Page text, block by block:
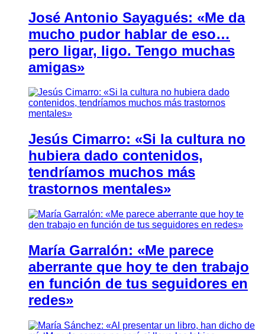
José Antonio Sayagués: «Me da
mucho pudor hablar de eso…
pero ligar, ligo. Tengo muchas
amigas»
Jesús Cimarro: «Si la cultura no
hubiera dado contenidos,
tendríamos muchos más
trastornos mentales»
María Garralón: «Me parece
aberrante que hoy te den trabajo
en función de tus seguidores en
redes»